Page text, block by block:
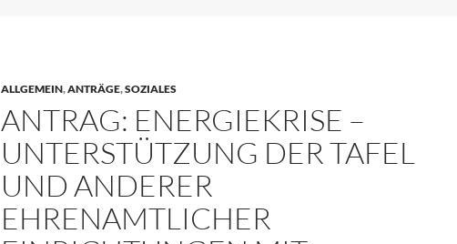
ALLGEMEIN,ANTRÄGE,SOZIALES
ANTRAG: ENERGIEKRISE –
UNTERSTÜTZUNG DER TAFEL
UND ANDERER
EHRENAMTLICHER